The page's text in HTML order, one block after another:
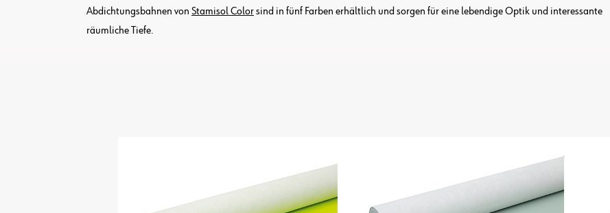
Abdichtungsbahnen von Stamisol Colorsind in fünf Farben erhältlich und sorgen für eine lebendige Optik und interessante
räumliche Tiefe.